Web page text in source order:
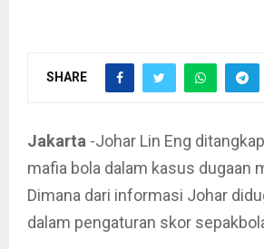
SHARE
Jakarta -Johar Lin Eng
mafia bola dalam kasus dugaan
Dimana dari informasi Johar
dalam pengaturan skor